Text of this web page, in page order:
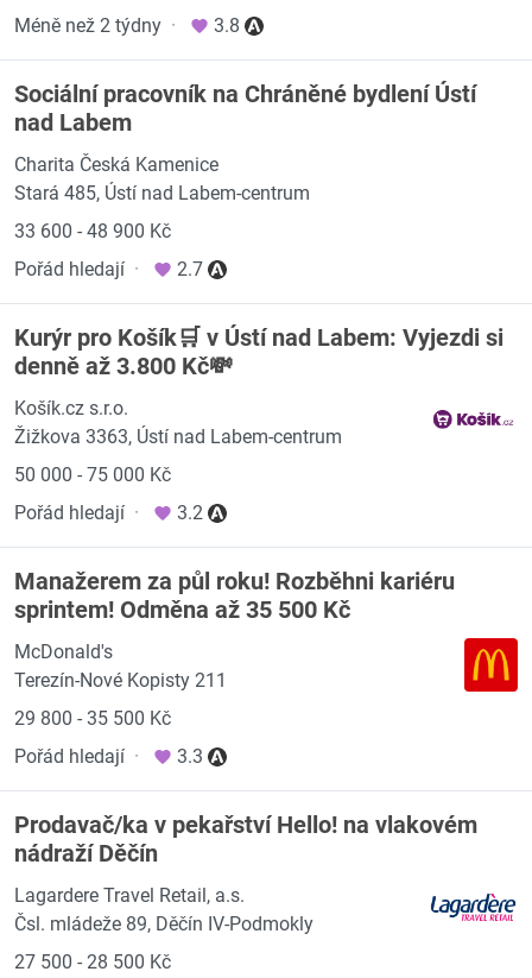
Méně než 2 týdny · 3.8
Sociální pracovník na Chráněné bydlení Ústí
nad Labem
Charita Česká Kamenice
Stará 485, Ústí nad Labem-centrum
33 600 - 48 900 Kč
Pořád hledají · 2.7
Kurýr pro Košík🛒 v Ústí nad Labem: Vyjezdi si
denně až 3.800 Kč💸
Košík.cz s.r.o.
Žižkova 3363, Ústí nad Labem-centrum
50 000 - 75 000 Kč
Pořád hledají · 3.2
Manažerem za půl roku! Rozběhni kariéru
sprintem! Odměna až 35 500 Kč
McDonald's
Terezín-Nové Kopisty 211
29 800 - 35 500 Kč
Pořád hledají · 3.3
Prodavač/ka v pekařství Hello! na vlakovém
nádraží Děčín
Lagardere Travel Retail, a.s.
Čsl. mládeže 89, Děčín IV-Podmokly
27 500 - 28 500 Kč